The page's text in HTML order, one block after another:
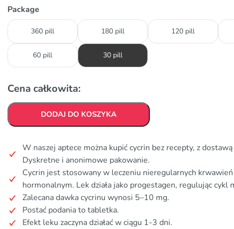
Package
360 pill 180 pill 120 pill
60 pill 30 pill
Cena całkowita:
DODAJ DO KOSZYKA
W naszej aptece można kupić cycrin bez recepty, z
Dyskretne i anonimowe pakowanie.
Cycrin jest stosowany w leczeniu nieregularnych
hormonalnym. Lek działa jako progestagen, regulując cykl
Zalecana dawka cycrinu wynosi 5–10 mg.
Postać podania to tabletka.
Efekt leku zaczyna działać w ciągu 1-3 dni.